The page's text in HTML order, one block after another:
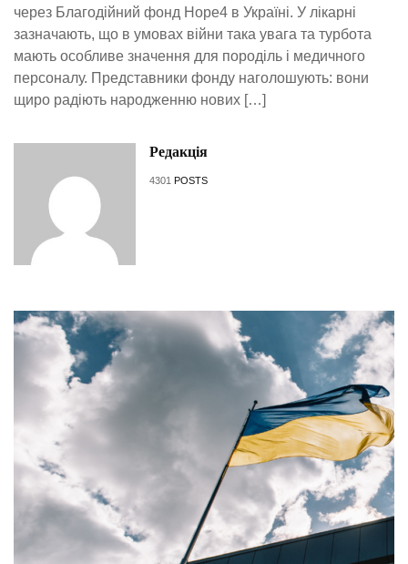
через Благодійний фонд Hope4 в Україні. У лікарні
зазначають, що в умовах війни така увага та турбота
мають особливе значення для породіль і медичного
персоналу. Представники фонду наголошують: вони
щиро радіють народженню нових […]
Редакція
4301 POSTS